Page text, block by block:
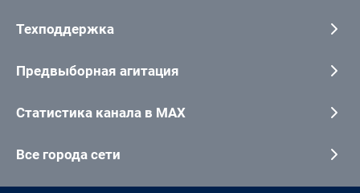
Техподдержка
Предвыборная агитация
Статистика канала в MAX
Все города сети